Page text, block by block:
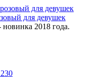
для девушек
2018 года.